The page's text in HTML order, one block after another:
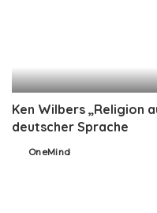
Ken Wilbers „Religion
deutscher Sprache
PostedOneMind